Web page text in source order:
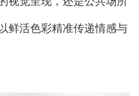
鲜活色彩精准传递情感与